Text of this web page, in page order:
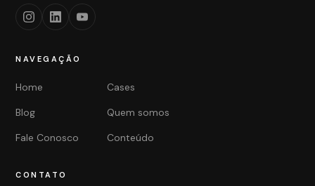
NAVEGAÇÃO
Home
Cases
Blog
Quem somos
Fale Conosco
Conteúdo
CONTATO